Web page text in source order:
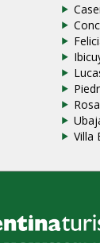
Villa